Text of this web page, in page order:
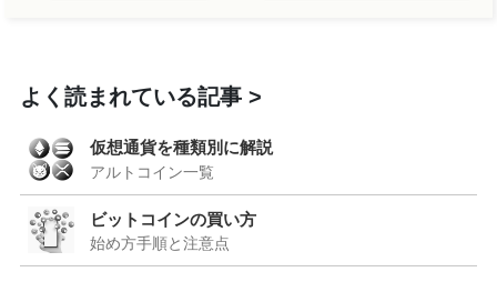
よく読まれている記事
仮想通貨を種類別に解説
アルトコイン一覧
ビットコインの買い方
始め方手順と注意点